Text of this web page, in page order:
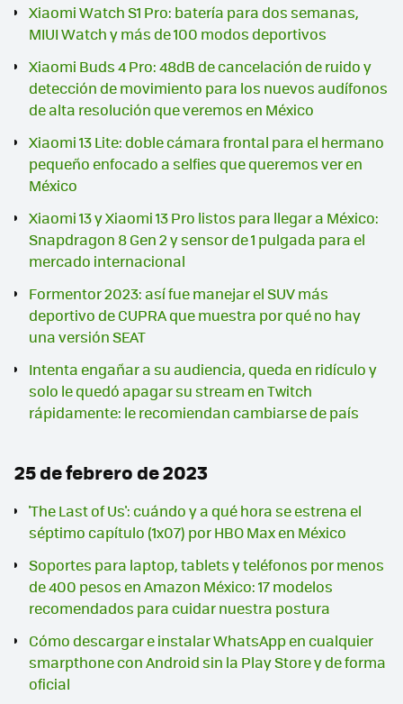
Xiaomi Watch S1 Pro: batería para dos semanas,
MIUI Watch y más de 100 modos deportivos
Xiaomi Buds 4 Pro: 48dB de cancelación de ruido y
detección de movimiento para los nuevos audífonos
de alta resolución que veremos en México
Xiaomi 13 Lite: doble cámara frontal para el hermano
pequeño enfocado a selfies que queremos ver en
México
Xiaomi 13 y Xiaomi 13 Pro listos para llegar a México:
Snapdragon 8 Gen 2 y sensor de 1 pulgada para el
mercado internacional
Formentor 2023: así fue manejar el SUV más
deportivo de CUPRA que muestra por qué no hay
una versión SEAT
Intenta engañar a su audiencia, queda en ridículo y
solo le quedó apagar su stream en Twitch
rápidamente: le recomiendan cambiarse de país
25 de febrero de 2023
'The Last of Us': cuándo y a qué hora se estrena el
séptimo capítulo (1x07) por HBO Max en México
Soportes para laptop, tablets y teléfonos por menos
de 400 pesos en Amazon México: 17 modelos
recomendados para cuidar nuestra postura
Cómo descargar e instalar WhatsApp en cualquier
smarpthone con Android sin la Play Store y de forma
oficial